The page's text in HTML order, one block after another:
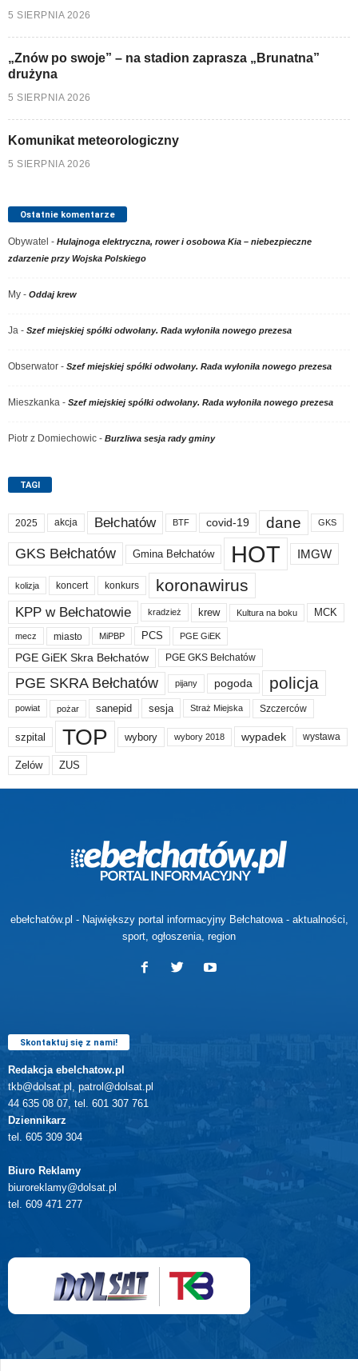
5 SIERPNIA 2026
„Znów po swoje” – na stadion zaprasza „Brunatna”
drużyna
5 SIERPNIA 2026
Komunikat meteorologiczny
5 SIERPNIA 2026
Ostatnie komentarze
Obywatel - Hulajnoga elektryczna, rower i osobowa Kia – niebezpieczne
zdarzenie przy Wojska Polskiego
My - Oddaj krew
Ja - Szef miejskiej spółki odwołany. Rada wyłoniła nowego prezesa
Obserwator - Szef miejskiej spółki odwołany. Rada wyłoniła nowego prezesa
Mieszkanka - Szef miejskiej spółki odwołany. Rada wyłoniła nowego prezesa
Piotr z Domiechowic - Burzliwa sesja rady gminy
TAGI
2025 akcja Bełchatów BTF covid-19 dane GKS
GKS Bełchatów Gmina Bełchatów HOT IMGW
kolizja koncert konkurs koronawirus
KPP w Bełchatowie kradzież krew Kultura na boku MCK
mecz miasto MiPBP PCS PGE GiEK
PGE GiEK Skra Bełchatów PGE GKS Bełchatów
PGE SKRA Bełchatów pijany pogoda policja
powiat pożar sanepid sesja Straż Miejska Szczerców
szpital TOP wybory wybory 2018 wypadek wystawa
Zelów ZUS
ebełchatów.pl - Największy portal informacyjny Bełchatowa - aktualności,
sport, ogłoszenia, region
Skontaktuj się z nami!
Redakcja ebelchatow.pl
tkb@dolsat.pl, patrol@dolsat.pl
44 635 08 07, tel. 601 307 761
Dziennikarz
tel. 605 309 304
Biuro Reklamy
biuroreklamy@dolsat.pl
tel. 609 471 277